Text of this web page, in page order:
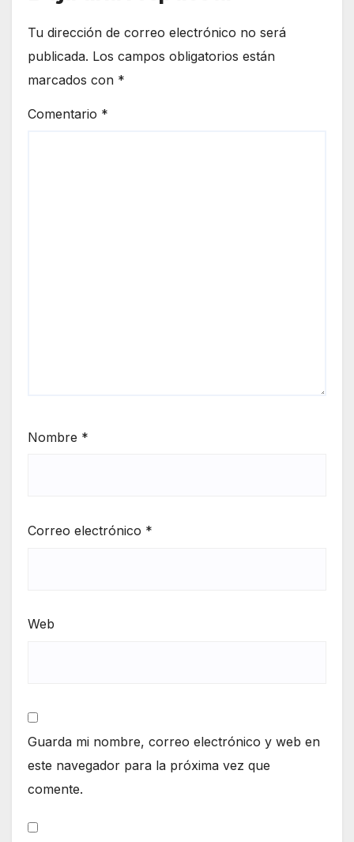
Tu dirección de correo electrónico no será
publicada. Los campos obligatorios están
marcados con *
Comentario *
Nombre *
Correo electrónico *
Web
Guarda mi nombre, correo electrónico y web en
este navegador para la próxima vez que
comente.